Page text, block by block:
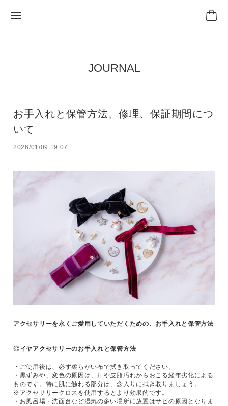
JOURNAL
お手入れと保管方法、修理、保証期間につ
いて
2026/01/09 19:07
アクセサリーを永くご愛用していただくための、お手入れと保管方法
◎イヤアクセサリーのお手入れと保管方法
・ご使用後は、必ず柔らかい布で拭き取ってください。
・黒ずみや、変色の原因は、汗や皮脂汚れからおこる経年劣化による
ものです。特に肌に触れる部分は、念入りに拭き取りましょう。
※ アクセサリークロスを使用するとより効果的です。
・お風呂場・洗面台など湿気の多い場所に放置はサビの原因となりま